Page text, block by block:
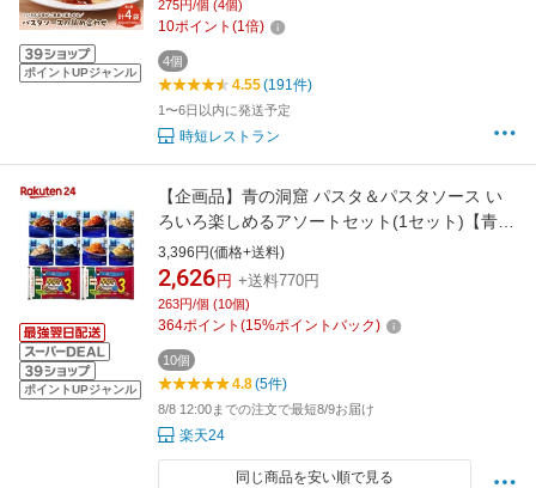
ポイントUPジャンル
275円/個 (4個)
10ポイント (1倍)
4個
4.55(191件)
1〜6日以内に発送予定
時短レストラン
ポイントUPジャンル
【企画品】青の洞窟 パスタ＆パスタソース い
ろいろ楽しめるアソートセット(1セット)【青の
洞窟】[パスタソース イタリアン 濃厚 1人前]
3,396円(価格+送料)
2,626 円 +送料770円
263円/個 (10個)
364ポイント (15%ポイントバック)
10個
4.8(5件)
8/8 12:00までの注文で最短8/9お届け
楽天24
同じ商品を安い順で見る